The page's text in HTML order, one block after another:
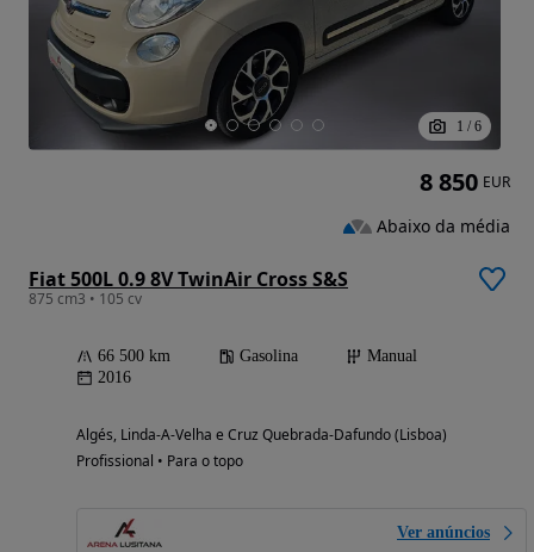
1 / 6
Fiat 500L 0.9 8V TwinAir Cross S&S
875 cm3 • 105 cv
66 500 km Gasolina
Manual
2016
Algés, Linda-A-Velha e Cruz Quebrada-Dafundo (Lisboa)
Profissional • Para o topo
Ver anúncios
8 850 EUR
Abaixo da média